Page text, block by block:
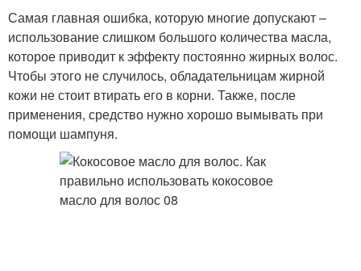
Самая главная ошибка, которую многие допускают –
использование слишком большого количества масла,
которое приводит к эффекту постоянно жирных волос.
Чтобы этого не случилось, обладательницам жирной
кожи не стоит втирать его в корни. Также, после
применения, средство нужно хорошо вымывать при
помощи шампуня.